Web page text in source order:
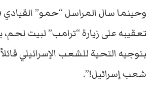
وحينما سال المراسل “حمو”
تعقيبه على زيارة “ترامب” لبيت لحم،
بتوجيه التحية للشعب الإسرائيلي
شعب إسرائيل!”.